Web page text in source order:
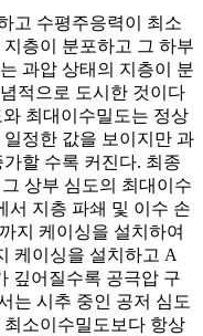
고 수평주응력이 최소
층이 분포하고 그 하부
과압 상태의 지층이 분
적으로 도시한 것이다
최대이수밀도는 정상
정한 값을 보이지만 과
할 수록 커진다. 최종
상부 심도의 최대이수
서 지층 파쇄 및 이수 손
지 케이싱을 설치하여
케이싱을 설치하고 A
깊어질수록 공극압 구
는 시추 중인 공저 심도
소이수밀도보다 항상